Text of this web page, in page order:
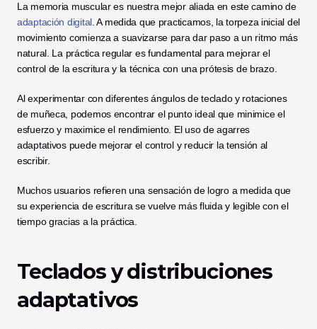
La memoria muscular es nuestra mejor aliada en este camino de
adaptación digital. A medida que practicamos, la torpeza inicial del
movimiento comienza a suavizarse para dar paso a un ritmo más
natural. La práctica regular es fundamental para mejorar el
control de la escritura y la técnica con una prótesis de brazo.
Al experimentar con diferentes ángulos de teclado y rotaciones
de muñeca, podemos encontrar el punto ideal que minimice el
esfuerzo y maximice el rendimiento. El uso de agarres
adaptativos puede mejorar el control y reducir la tensión al
escribir.
Muchos usuarios refieren una sensación de logro a medida que
su experiencia de escritura se vuelve más fluida y legible con el
tiempo gracias a la práctica.
Teclados y distribuciones
adaptativos